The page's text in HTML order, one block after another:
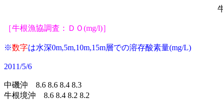
［牛根漁協調査：ＤＯ(mg/l)］
※数字は水深0m,5m,10m,15m層での溶存酸素量(mg/L)
2011/5/6
中磯沖 8.6 8.6 8.4 8.3
牛根境沖 8.6 8.4 8.2 8.2